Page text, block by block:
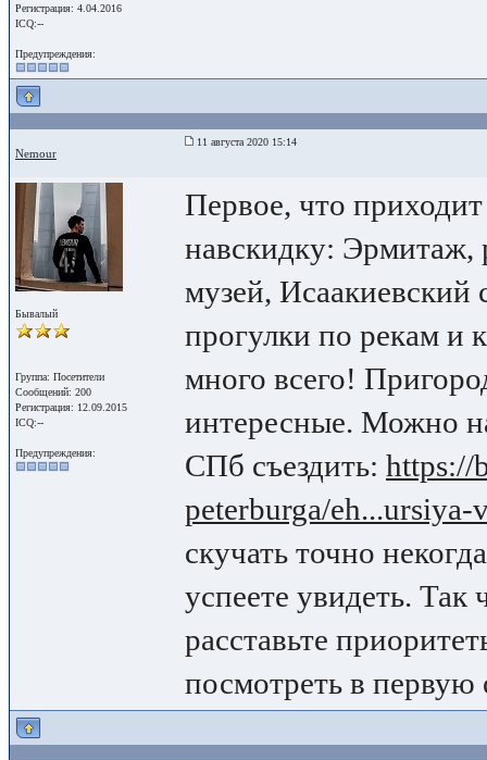
Регистрация: 4.04.2016
ICQ:--
Предупреждения:
Nemour
11 августа 2020 15:14
Бывалый
Группа: Посетители
Сообщений: 200
Регистрация: 12.09.2015
ICQ:--
Предупреждения:
Первое, что приходит
навскидку: Эрмитаж,
музей, Исаакиевский
прогулки по рекам и
много всего!
интересные. Можно
СПб съездить: https://
peterburga/
скучать точно
успеете увидеть. Так
расставьте
посмотреть в первую